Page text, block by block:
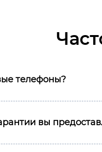
телефоны?
вы